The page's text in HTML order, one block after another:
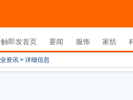
即发首页 要闻 服饰 家纺
资讯 > 详细信息